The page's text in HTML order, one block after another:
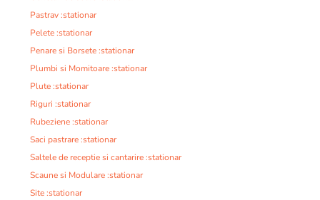
Pastrav :stationar
Pelete :stationar
Penare si Borsete :stationar
Plumbi si Momitoare :stationar
Plute :stationar
Riguri :stationar
Rubeziene :stationar
Saci pastrare :stationar
Saltele de receptie si cantarire :stationar
Scaune si Modulare :stationar
Site :stationar